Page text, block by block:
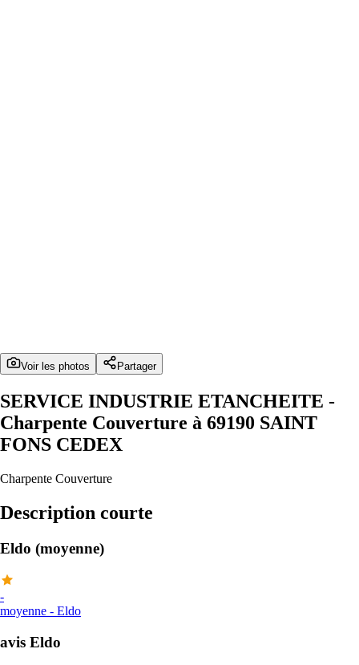
Voir les photos Partager
SERVICE INDUSTRIE ETANCHEITE -
Charpente Couverture à 69190 SAINT
FONS CEDEX
Charpente Couverture
Description courte
Eldo (moyenne)
-
moyenne - Eldo
avis Eldo